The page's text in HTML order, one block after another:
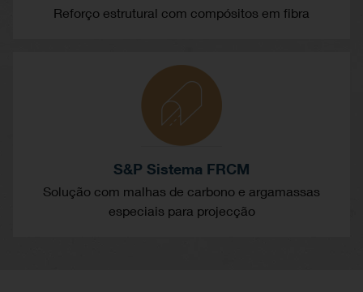
Reforço estrutural com compósitos em fibra
S&P Sistema FRCM
Solução com malhas de carbono e argamassas
especiais para projecção